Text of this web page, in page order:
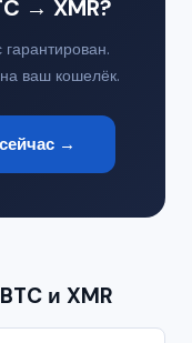
→ XMR?
ваш кошелёк.
→
и XMR